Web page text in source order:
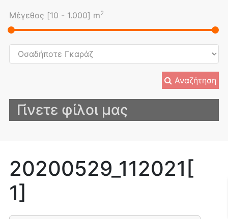
Μέγεθος [10 - 1.000] m2
Αναζήτηση
Γίνετε φίλοι μας
20200529_112021[
1]